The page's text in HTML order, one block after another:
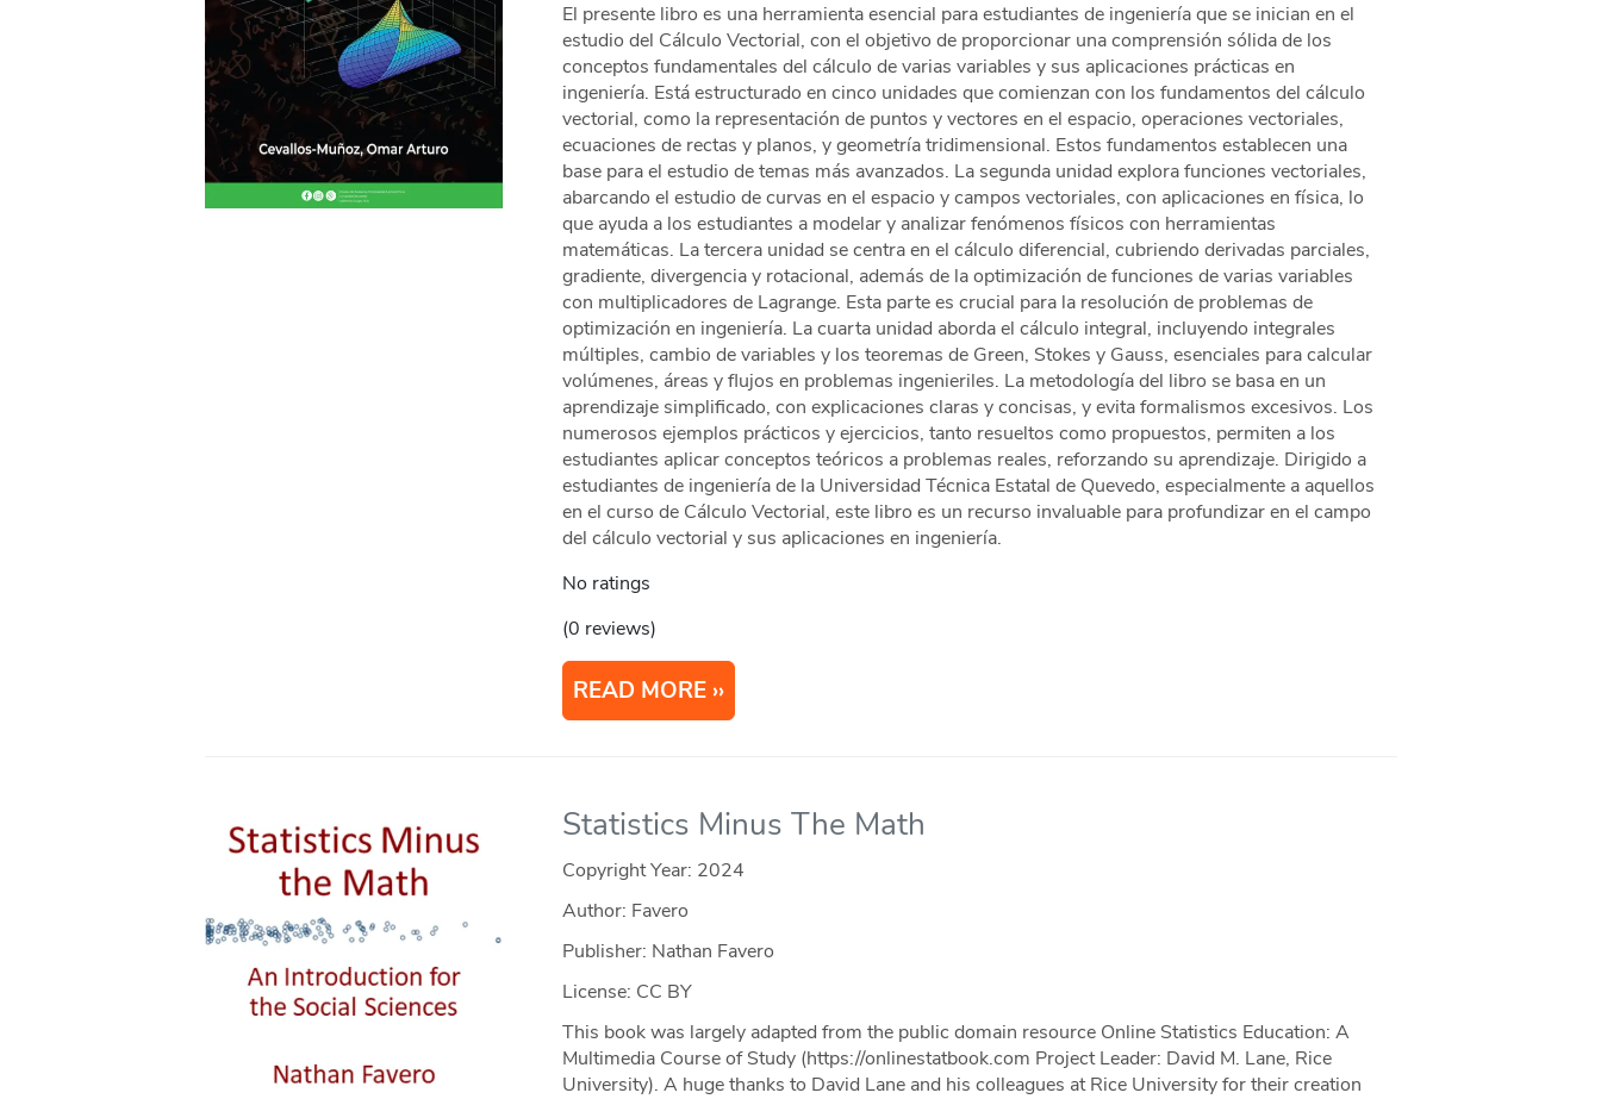
El presente libro es una herramienta esencial para estudiantes de ingeniería que se inician en el
estudio del Cálculo Vectorial, con el objetivo de proporcionar una comprensión sólida de los
conceptos fundamentales del cálculo de varias variables y sus aplicaciones prácticas en
ingeniería. Está estructurado en cinco unidades que comienzan con los fundamentos del cálculo
vectorial, como la representación de puntos y vectores en el espacio, operaciones vectoriales,
ecuaciones de rectas y planos, y geometría tridimensional. Estos fundamentos establecen una
base para el estudio de temas más avanzados. La segunda unidad explora funciones vectoriales,
abarcando el estudio de curvas en el espacio y campos vectoriales, con aplicaciones en física, lo
que ayuda a los estudiantes a modelar y analizar fenómenos físicos con herramientas
matemáticas. La tercera unidad se centra en el cálculo diferencial, cubriendo derivadas parciales,
gradiente, divergencia y rotacional, además de la optimización de funciones de varias variables
con multiplicadores de Lagrange. Esta parte es crucial para la resolución de problemas de
optimización en ingeniería. La cuarta unidad aborda el cálculo integral, incluyendo integrales
múltiples, cambio de variables y los teoremas de Green, Stokes y Gauss, esenciales para calcular
volúmenes, áreas y flujos en problemas ingenieriles. La metodología del libro se basa en un
aprendizaje simplificado, con explicaciones claras y concisas, y evita formalismos excesivos. Los
numerosos ejemplos prácticos y ejercicios, tanto resueltos como propuestos, permiten a los
estudiantes aplicar conceptos teóricos a problemas reales, reforzando su aprendizaje. Dirigido a
estudiantes de ingeniería de la Universidad Técnica Estatal de Quevedo, especialmente a aquellos
en el curso de Cálculo Vectorial, este libro es un recurso invaluable para profundizar en el campo
del cálculo vectorial y sus aplicaciones en ingeniería.
No ratings
(0 reviews)
READ MORE
Statistics Minus The Math
Copyright Year: 2024
Author: Favero
Publisher: Nathan Favero
License: CC BY
This book was largely adapted from the public domain resource Online Statistics Education: A
Multimedia Course of Study (https://onlinestatbook.com Project Leader: David M. Lane, Rice
University). A huge thanks to David Lane and his colleagues at Rice University for their creation